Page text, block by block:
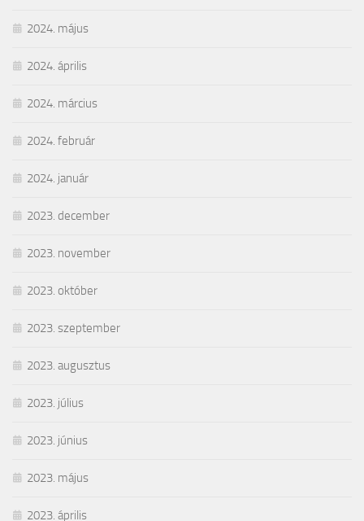
2024. május
2024. április
2024. március
2024. február
2024. január
2023. december
2023. november
2023. október
2023. szeptember
2023. augusztus
2023. július
2023. június
2023. május
2023. április